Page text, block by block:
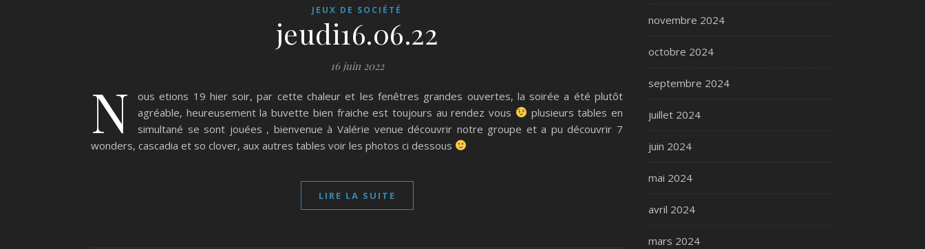
JEUX DE SOCIÉTÉ
jeudi16.06.22
16 juin 2022
N
ous etions 19 hier soir, par cette chaleur et les fenêtres grandes ouvertes, la soirée a été plutôt
agréable, heureusement la buvette bien fraiche est toujours au rendez vous
plusieurs tables en
simultané se sont jouées , bienvenue à Valérie venue découvrir notre groupe et a pu découvrir 7
wonders, cascadia et so clover, aux autres tables voir les photos ci dessous
LIRE LA SUITE
novembre 2024
octobre 2024
septembre 2024
juillet 2024
juin 2024
mai 2024
avril 2024
mars 2024